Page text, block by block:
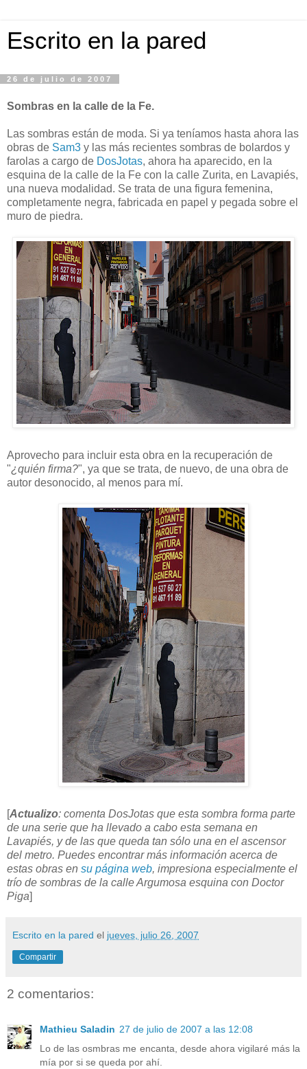
Escrito en la pared
26 de julio de 2007
Sombras en la calle de la Fe.
Las sombras están de moda. Si ya teníamos hasta ahora las
obras de Sam3 y las más recientes sombras de bolardos y
farolas a cargo de DosJotas, ahora ha aparecido, en la
esquina de la calle de la Fe con la calle Zurita, en Lavapiés,
una nueva modalidad. Se trata de una figura femenina,
completamente negra, fabricada en papel y pegada sobre el
muro de piedra.
Aprovecho para incluir esta obra en la recuperación de
"¿quién firma?", ya que se trata, de nuevo, de una obra de
autor desonocido, al menos para mí.
[Actualizo: comenta DosJotas que esta sombra forma parte
de una serie que ha llevado a cabo esta semana en
Lavapiés, y de las que queda tan sólo una en el ascensor
del metro. Puedes encontrar más información acerca de
estas obras en su página web, impresiona especialmente el
trío de sombras de la calle Argumosa esquina con Doctor
Piga]
Escrito en la pared el jueves, julio 26, 2007
Compartir
2 comentarios:
Mathieu Saladin 27 de julio de 2007 a las 12:08
Lo de las osmbras me encanta, desde ahora vigilaré más la
mía por si se queda por ahí.